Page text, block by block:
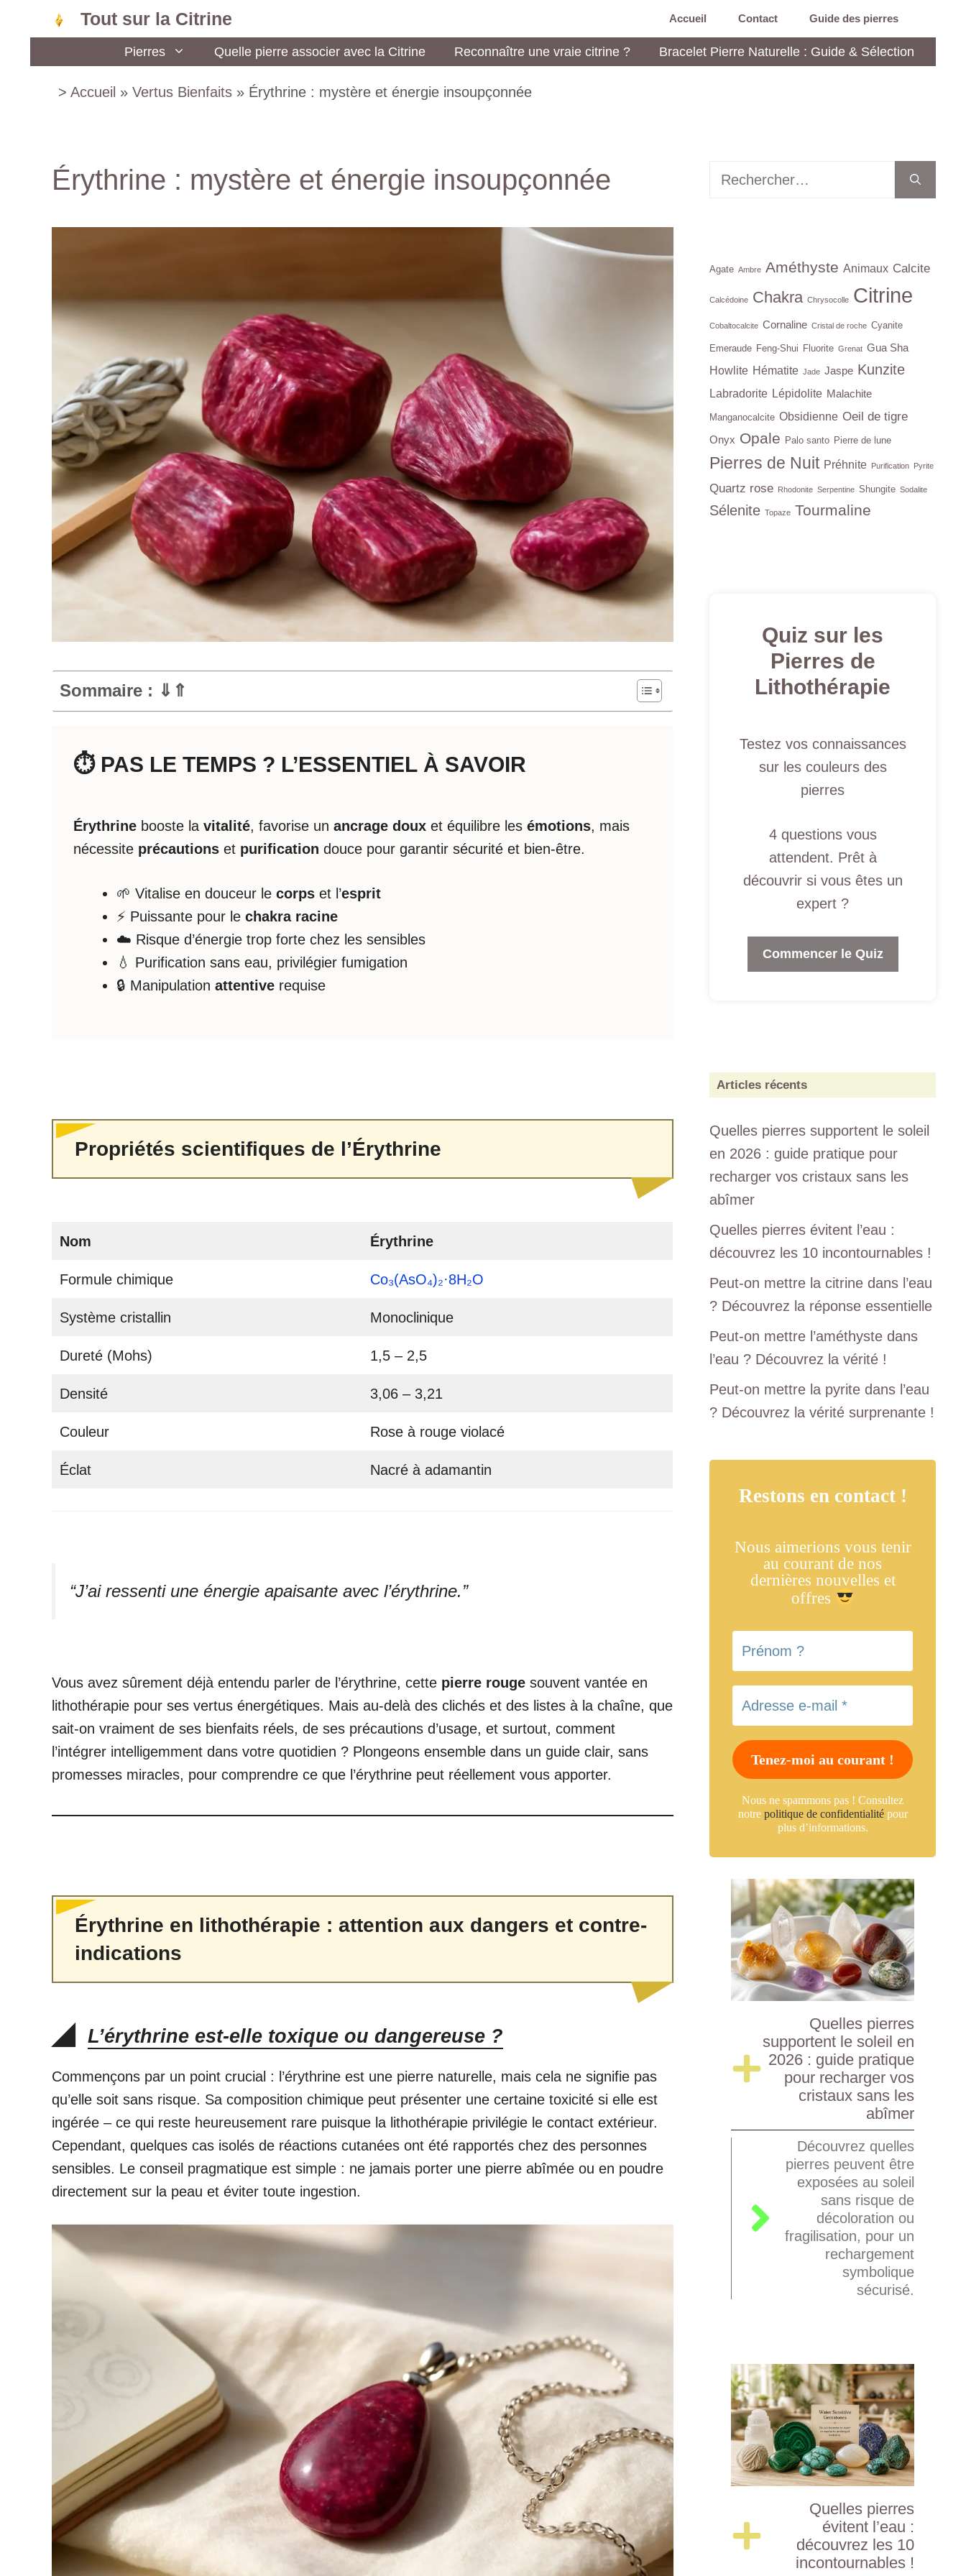
Tout sur la Citrine Accueil Contact Guide des pierres
Pierres Quelle pierre associer avec la Citrine Reconnaître une vraie citrine ? Bracelet Pierre Naturelle : Guide & Sélection
> Accueil » Vertus Bienfaits » Érythrine : mystère et énergie insoupçonnée
Érythrine : mystère et énergie insoupçonnée
Sommaire : ⇓⇑
⏱️ PAS LE TEMPS ? L’ESSENTIEL À SAVOIR
Érythrine booste la vitalité, favorise un ancrage doux et équilibre les émotions, mais
nécessite précautions et purification douce pour garantir sécurité et bien-être.
🌱 Vitalise en douceur le corps et l’esprit
⚡ Puissante pour le chakra racine
☁️ Risque d’énergie trop forte chez les sensibles
💧 Purification sans eau, privilégier fumigation
🔒 Manipulation attentive requise
Propriétés scientifiques de l’Érythrine
Nom Érythrine
Formule chimique Co₃(AsO₄)₂·8H₂O
Système cristallin Monoclinique
Dureté (Mohs) 1,5 – 2,5
Densité 3,06 – 3,21
Couleur Rose à rouge violacé
Éclat Nacré à adamantin
“J’ai ressenti une énergie apaisante avec l’érythrine.”
Vous avez sûrement déjà entendu parler de l’érythrine, cette pierre rouge souvent vantée en
lithothérapie pour ses vertus énergétiques. Mais au-delà des clichés et des listes à la chaîne, que
sait-on vraiment de ses bienfaits réels, de ses précautions d’usage, et surtout, comment
l’intégrer intelligemment dans votre quotidien ? Plongeons ensemble dans un guide clair, sans
promesses miracles, pour comprendre ce que l’érythrine peut réellement vous apporter.
Érythrine en lithothérapie : attention aux dangers et contre-
indications
L’érythrine est-elle toxique ou dangereuse ?
Commençons par un point crucial : l’érythrine est une pierre naturelle, mais cela ne signifie pas
qu’elle soit sans risque. Sa composition chimique peut présenter une certaine toxicité si elle est
ingérée – ce qui reste heureusement rare puisque la lithothérapie privilégie le contact extérieur.
Cependant, quelques cas isolés de réactions cutanées ont été rapportés chez des personnes
sensibles. Le conseil pragmatique est simple : ne jamais porter une pierre abîmée ou en poudre
directement sur la peau et éviter toute ingestion.
Rechercher :
Agate Ambre Améthyste Animaux Calcite
Calcédoine Chakra Chrysocolle Citrine
Cobaltocalcite Cornaline Cristal de roche Cyanite
Emeraude Feng-Shui Fluorite Grenat Gua Sha
Howlite Hématite Jade Jaspe Kunzite
Labradorite Lépidolite Malachite
Manganocalcite Obsidienne Oeil de tigre
Onyx Opale Palo santo Pierre de lune
Pierres de Nuit Préhnite Purification Pyrite
Quartz rose Rhodonite Serpentine Shungite Sodalite
Sélenite Topaze Tourmaline
Quiz sur les
Pierres de
Lithothérapie
Testez vos connaissances
sur les couleurs des
pierres
4 questions vous
attendent. Prêt à
découvrir si vous êtes un
expert ?
Commencer le Quiz
Articles récents
Quelles pierres supportent le soleil
en 2026 : guide pratique pour
recharger vos cristaux sans les
abîmer
Quelles pierres évitent l’eau :
découvrez les 10 incontournables !
Peut-on mettre la citrine dans l’eau
? Découvrez la réponse essentielle
Peut-on mettre l’améthyste dans
l’eau ? Découvrez la vérité !
Peut-on mettre la pyrite dans l’eau
? Découvrez la vérité surprenante !
Restons en contact !
Nous aimerions vous tenir
au courant de nos
dernières nouvelles et
offres
Nous ne spammons pas ! Consultez
notre politique de confidentialitépour
plus d’informations.
Quelles pierres
supportent le soleil en
2026 : guide pratique
pour recharger vos
cristaux sans les
abîmer
Découvrez quelles
pierres peuvent être
exposées au soleil
sans risque de
décoloration ou
fragilisation, pour un
rechargement
symbolique
sécurisé.
Quelles pierres
évitent l’eau :
découvrez les 10
incontournables !